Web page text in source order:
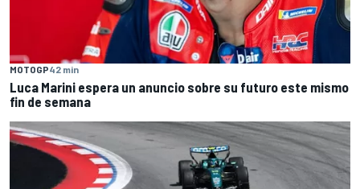
MOTOGP42 min
Luca Marini espera un anuncio sobre su futuro este mismo
fin de semana